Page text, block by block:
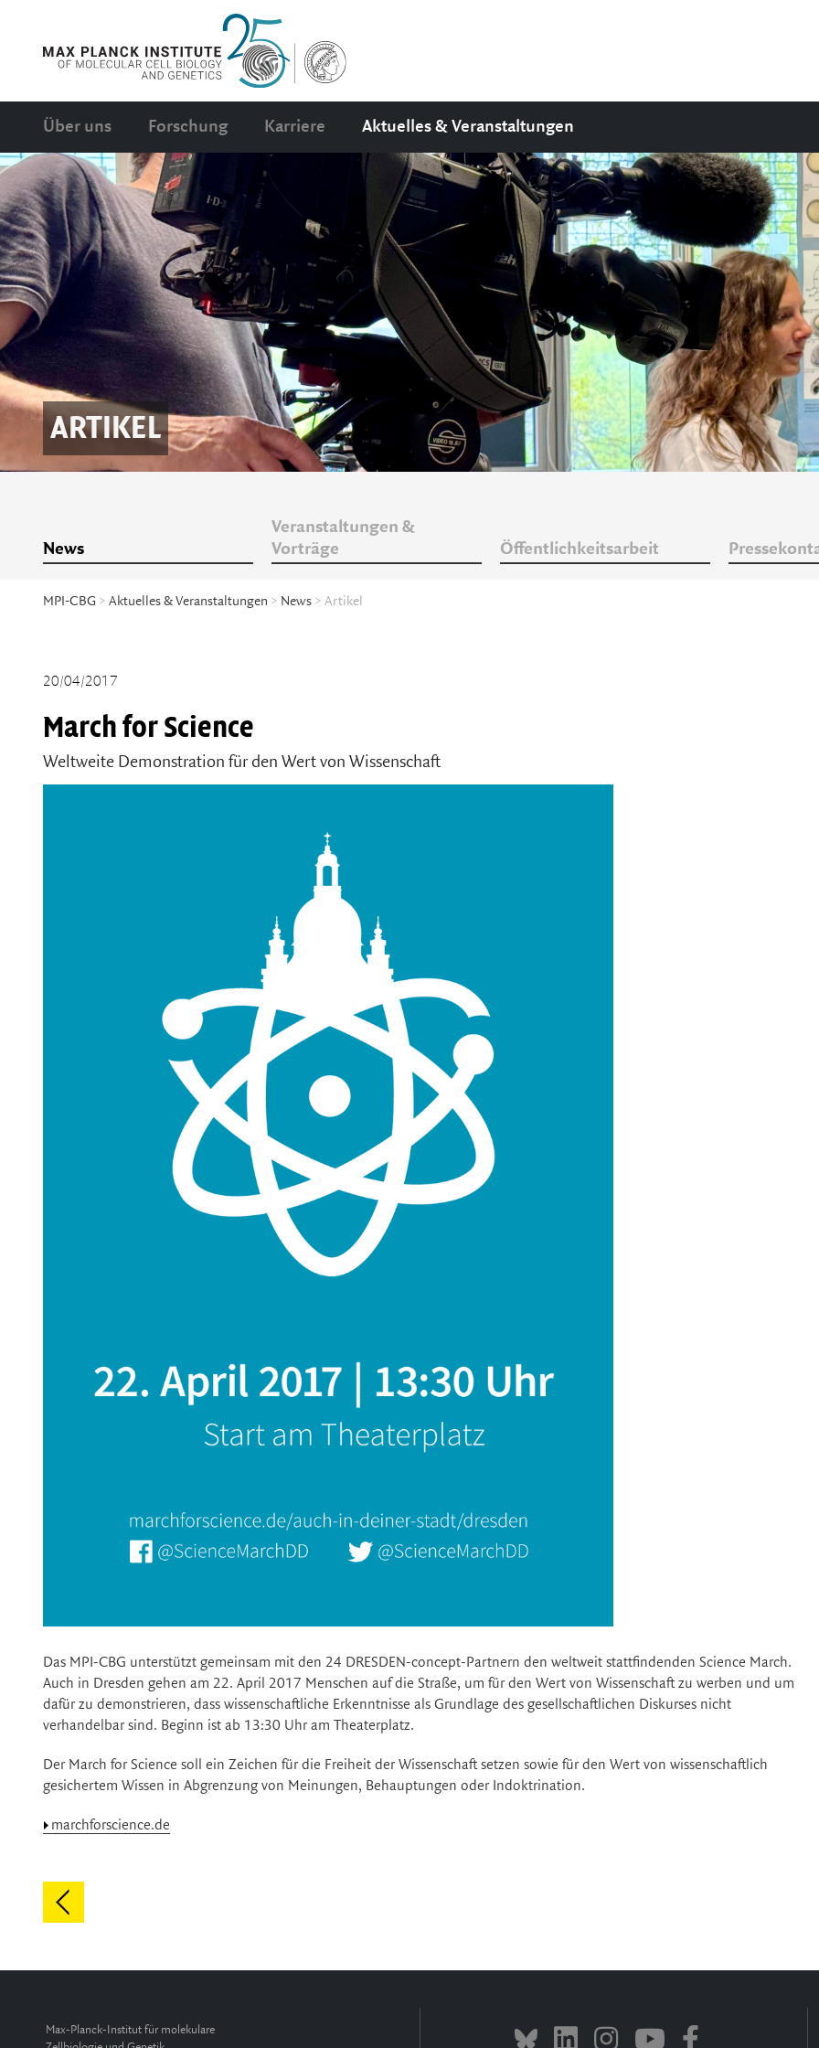
Über uns Forschung Karriere Aktuelles & Veranstaltungen
ARTIKEL
News
Veranstaltungen &
Vorträge
Öffentlichkeitsarbeit
MPI-CBG > Aktuelles & Veranstaltungen > News > Artikel
20/04/2017
March for Science
Weltweite Demonstration für den Wert von Wissenschaft
Das MPI-CBG unterstützt gemeinsam mit den 24 DRESDEN-concept-Partnern den weltweit stattfindenden Science March.
Auch in Dresden gehen am 22. April 2017 Menschen auf die Straße, um für den Wert von Wissenschaft zu werben und um
dafür zu demonstrieren, dass wissenschaftliche Erkenntnisse als Grundlage des gesellschaftlichen Diskurses nicht
verhandelbar sind. Beginn ist ab 13:30 Uhr am Theaterplatz.
Der March for Science soll ein Zeichen für die Freiheit der Wissenschaft setzen sowie für den Wert von wissenschaftlich
gesichertem Wissen in Abgrenzung von Meinungen, Behauptungen oder Indoktrination.
marchforscience.de
Max-Planck-Institut für molekulare